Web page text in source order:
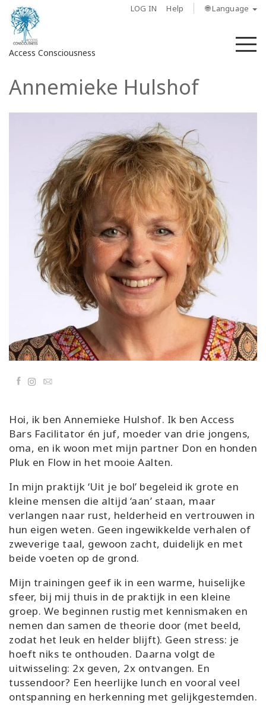
LOG IN Help 🌐 Language
Access Consciousness
Sign
to
Access
Bars
Regions
Classes
Shop
CONTACT
SEARCH
Annemieke Hulshof
FacebookEmail
Hoi, ik ben Annemieke Hulshof. Ik ben Access
Bars Facilitator én juf, moeder van drie jongens,
oma, en ik woon met mijn partner Don en honden
Pluk en Flow in het mooie Aalten.
In mijn praktijk ‘Uit je bol’ begeleid ik grote en
kleine mensen die altijd ‘aan’ staan, maar
verlangen naar rust, helderheid en vertrouwen in
hun eigen weten. Geen ingewikkelde verhalen of
zweverige taal, gewoon zacht, duidelijk en met
beide voeten op de grond.
Mijn trainingen geef ik in een warme, huiselijke
sfeer, bij mij thuis in de praktijk in een kleine
groep. We beginnen rustig met kennismaken en
nemen dan samen de theorie door (met beeld,
zodat het leuk en helder blijft). Geen stress: je
hoeft niks te onthouden. Daarna volgt de
uitwisseling: 2x geven, 2x ontvangen. En
tussendoor? Een heerlijke lunch en vooral veel
ontspanning en herkenning met gelijkgestemden.